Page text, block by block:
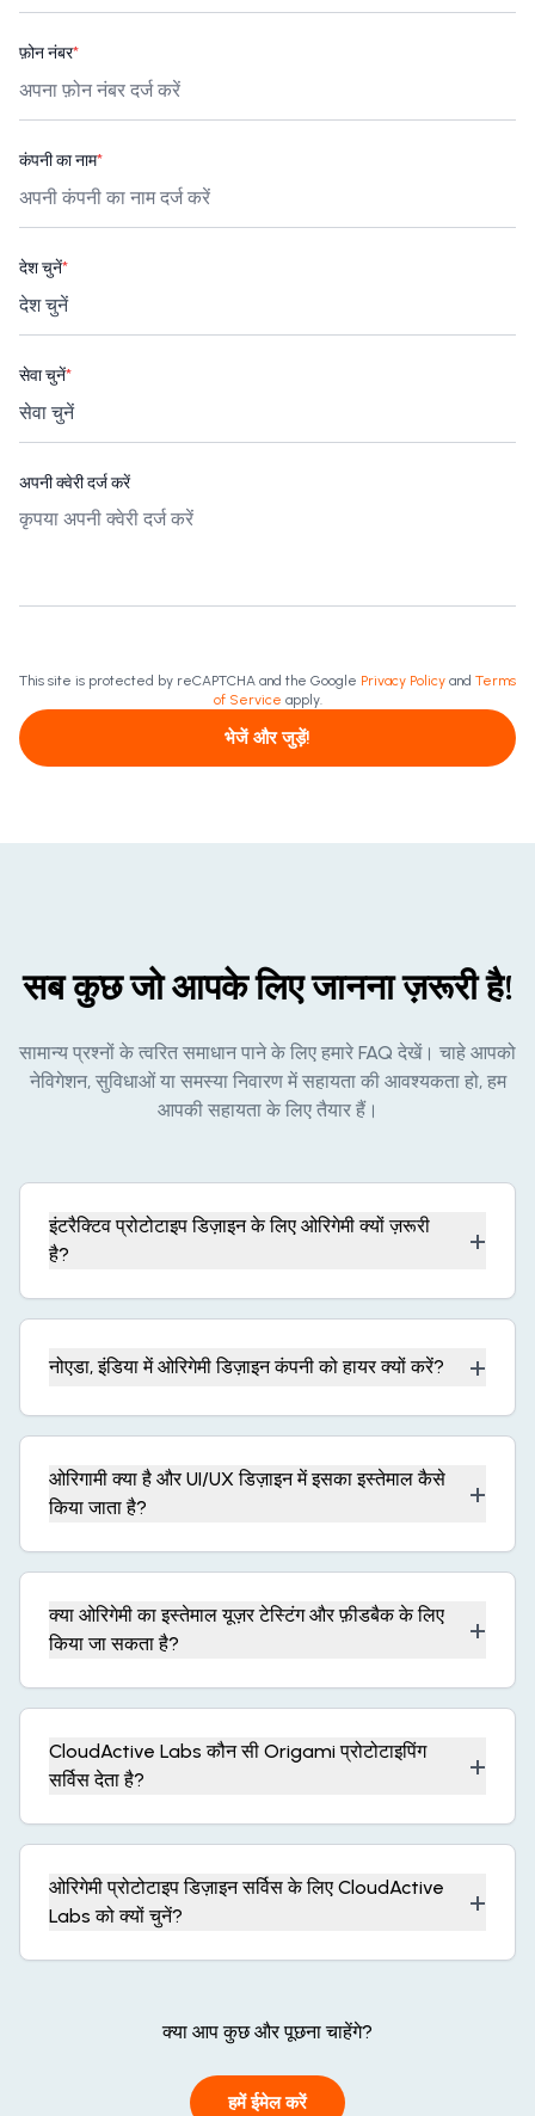
फ़ोन नंबर*
कंपनी का नाम*
देश चुनें*
सेवा चुनें*
अपनी क्वेरी दर्ज करें
This site is protected by reCAPTCHA and the Google Privacy Policy and Terms
of Service apply.
भेजें और जुड़ें!
सब कुछ जो आपके लिए जानना ज़रूरी है!
सामान्य प्रश्नों के त्वरित समाधान पाने के लिए हमारे FAQ देखें। चाहे आपको
नेविगेशन, सुविधाओं या समस्या निवारण में सहायता की आवश्यकता हो, हम
आपकी सहायता के लिए तैयार हैं।
इंटरैक्टिव प्रोटोटाइप डिज़ाइन के लिए ओरिगेमी क्यों ज़रूरी
है?
+
नोएडा, इंडिया में ओरिगेमी डिज़ाइन कंपनी को हायर क्यों करें? +
ओरिगामी क्या है और UI/UX डिज़ाइन में इसका इस्तेमाल कैसे
किया जाता है?
+
क्या ओरिगेमी का इस्तेमाल यूज़र टेस्टिंग और फ़ीडबैक के लिए
किया जा सकता है?
+
CloudActive Labs कौन सी Origami प्रोटोटाइपिंग
सर्विस देता है?
+
ओरिगेमी प्रोटोटाइप डिज़ाइन सर्विस के लिए CloudActive
Labs को क्यों चुनें?
+
क्या आप कुछ और पूछना चाहेंगे?
हमें ईमेल करें